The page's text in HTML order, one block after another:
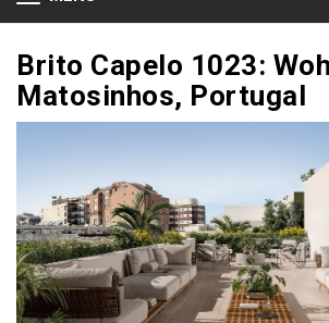
navigation
Brito Capelo 1023:
Matosinhos, Portugal